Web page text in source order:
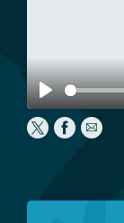
Play